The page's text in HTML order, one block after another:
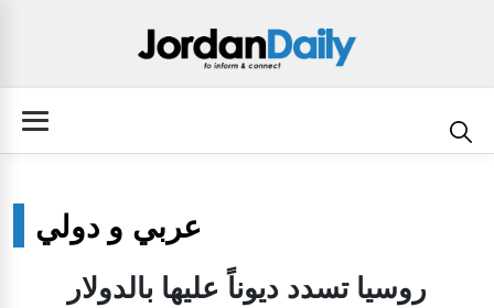
عربي و دولي
روسيا تسدد ديوناً عليها بالدولار